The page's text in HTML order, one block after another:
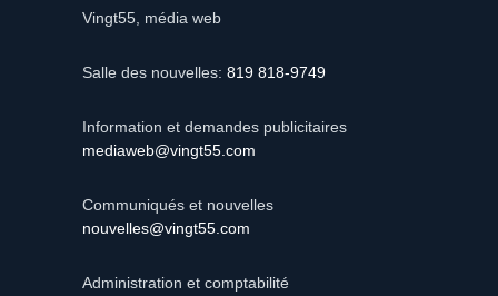
Vingt55, média web
Salle des nouvelles: 819 818-9749
Information et demandes publicitaires
mediaweb@vingt55.com
Communiqués et nouvelles
nouvelles@vingt55.com
Administration et comptabilité